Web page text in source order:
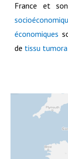
France et
économiques
de tissu